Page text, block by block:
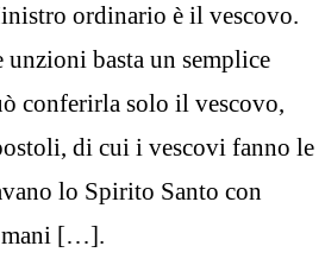
ordinario è il vescovo.
unzioni basta un semplice
conferirla solo il vescovo,
di cui i vescovi fanno le
lo Spirito Santo con
mani […].